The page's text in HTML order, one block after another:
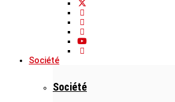
Société
Société